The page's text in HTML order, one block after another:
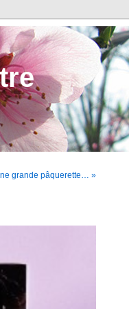
grande pâquerette… »